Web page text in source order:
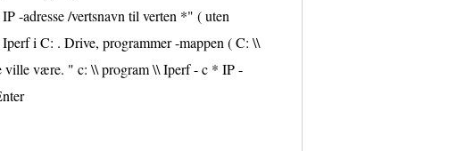
-adresse /vertsnavn til verten *" ( uten
i C: . Drive, programmer -mappen ( C: \\
ville være. " c: \\ program \\ Iperf - c * IP -